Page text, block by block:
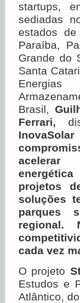
startups,
sediadas
estados
Paraíba,
Grande do
Santa
Energias
Brasil,
Ferrari,
projetos
soluções
parques
regional.
cada vez
O projeto
Estudos e
Atlântico,